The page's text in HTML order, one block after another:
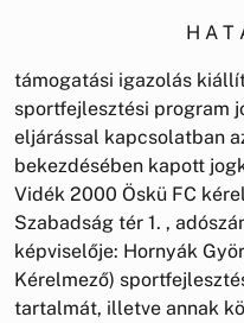
H A T
támogatási igazolás
sportfejlesztési program
eljárással kapcsolatban
bekezdésében kapott
Vidék 2000 Öskü FC
Szabadság tér 1. ,
képviselője: Hornyák
Kérelmező)
tartalmát, illetve annak